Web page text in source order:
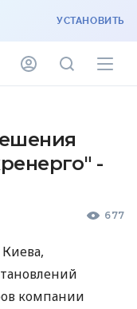
УСТАНОВИТЬ
-
677
компании